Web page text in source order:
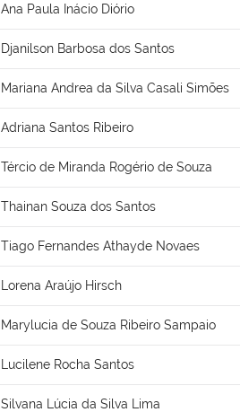
Ana Paula Inácio Diório
Djanilson Barbosa dos Santos
Mariana Andrea da Silva Casali Simões
Adriana Santos Ribeiro
Tércio de Miranda Rogério de Souza
Thainan Souza dos Santos
Tiago Fernandes Athayde Novaes
Lorena Araújo Hirsch
Marylucia de Souza Ribeiro Sampaio
Lucilene Rocha Santos
Silvana Lúcia da Silva Lima